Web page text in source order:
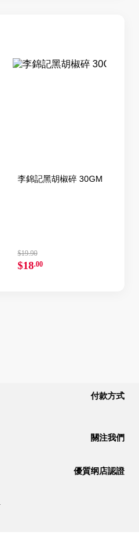
李錦記黑胡椒碎 30GM
$19.90
$18.00
付款方式
關注我們
優質纲店認證